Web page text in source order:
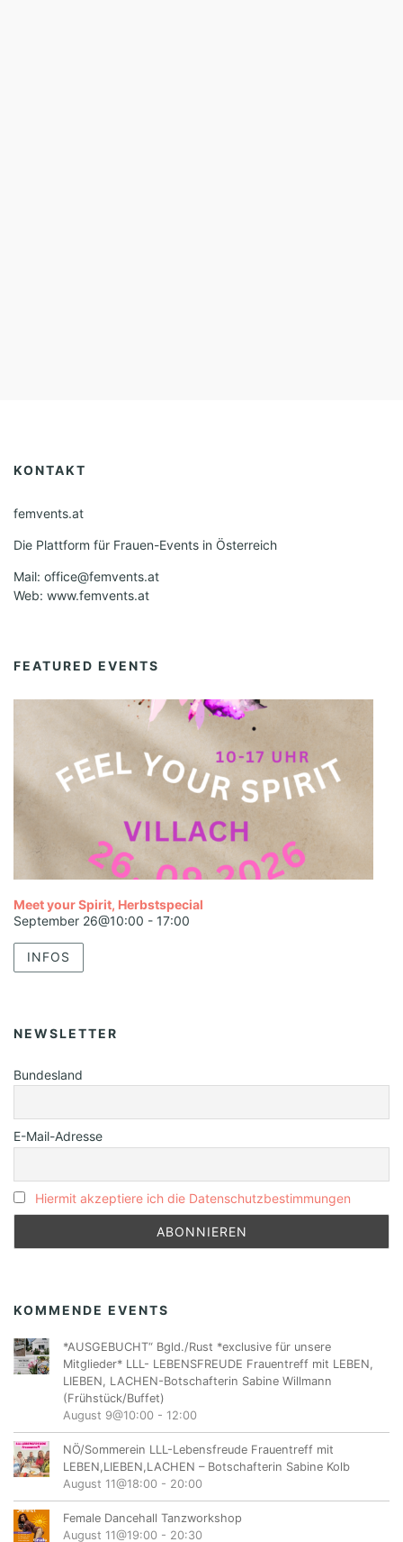
KONTAKT
femvents.at
Die Plattform für Frauen-Events in Österreich
Mail: office@femvents.at
Web: www.femvents.at
FEATURED EVENTS
Meet your Spirit, Herbstspecial
September 26@10:00 - 17:00
INFOS
NEWSLETTER
Bundesland
E-Mail-Adresse
Hiermit akzeptiere ich die Datenschutzbestimmungen
KOMMENDE EVENTS
*AUSGEBUCHT“ Bgld./Rust *exclusive für unsere
Mitglieder* LLL- LEBENSFREUDE Frauentreff mit LEBEN,
LIEBEN, LACHEN-Botschafterin Sabine Willmann
(Frühstück/Buffet)
August 9@10:00 - 12:00
NÖ/Sommerein LLL-Lebensfreude Frauentreff mit
LEBEN,LIEBEN,LACHEN – Botschafterin Sabine Kolb
August 11@18:00 - 20:00
Female Dancehall Tanzworkshop
August 11@19:00 - 20:30